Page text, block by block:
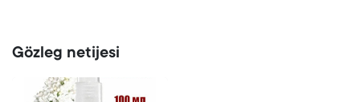
Gözleg netijesi